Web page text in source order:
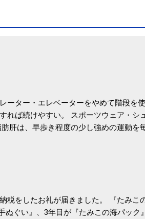
ーター・エレベーターをやめて階段を
れば続けやすい。 スポーツウェア・シ
は、早歩き程度の少し強めの運動を
なくても効果があるという。 正田教
。 脂肪肝、毎日３０分の早歩きで改
税をしたお礼が届きました。 『たみこ
ぬぐい』、3年目が『たみこの海パッ